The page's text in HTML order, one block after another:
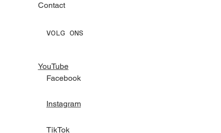
Contact
VOLG ONS
Facebook
YouTube
Instagram
TikTok